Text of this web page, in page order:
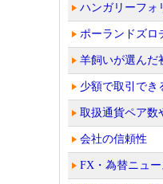
ハンガリーフォ
ポーランドズロ
羊飼いが選んだ
少額で取引でき
取扱通貨ペア数
会社の信頼性
FX・為替ニュー